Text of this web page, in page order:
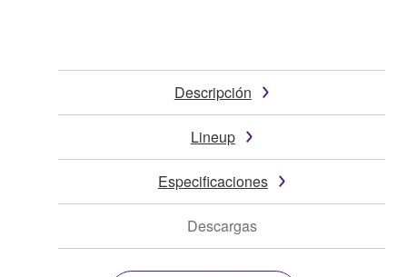
Descripción
Lineup
Especificaciones
Descargas